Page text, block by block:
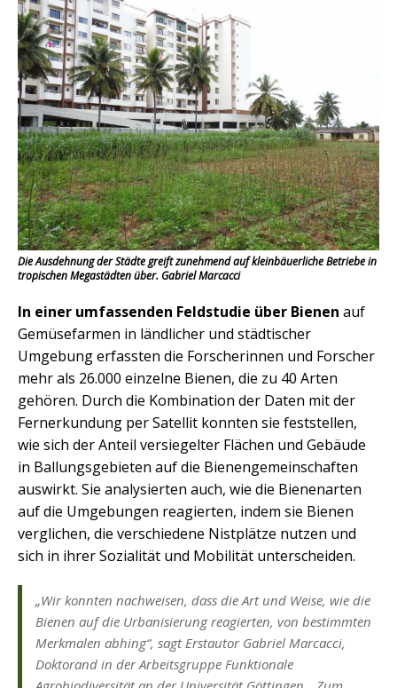
Die Ausdehnung der Städte greift zunehmend auf kleinbäuerliche Betriebe in
tropischen Megastädten über. Gabriel Marcacci
In einer umfassenden Feldstudie über Bienen auf
Gemüsefarmen in ländlicher und städtischer
Umgebung erfassten die Forscherinnen und Forscher
mehr als 26.000 einzelne Bienen, die zu 40 Arten
gehören. Durch die Kombination der Daten mit der
Fernerkundung per Satellit konnten sie feststellen,
wie sich der Anteil versiegelter Flächen und Gebäude
in Ballungsgebieten auf die Bienengemeinschaften
auswirkt. Sie analysierten auch, wie die Bienenarten
auf die Umgebungen reagierten, indem sie Bienen
verglichen, die verschiedene Nistplätze nutzen und
sich in ihrer Sozialität und Mobilität unterscheiden.
„Wir konnten nachweisen, dass die Art und Weise, wie die
Bienen auf die Urbanisierung reagierten, von bestimmten
Merkmalen abhing“, sagt Erstautor Gabriel Marcacci,
Doktorand in der Arbeitsgruppe Funktionale